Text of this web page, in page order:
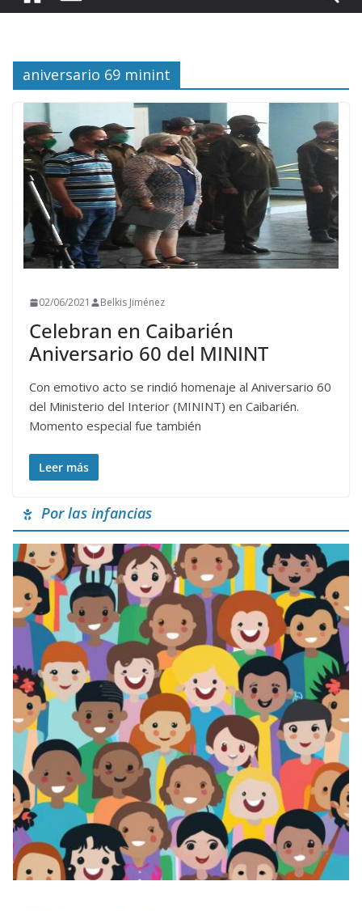
aniversario 69 minint
02/06/2021 Belkis Jiménez
Celebran en Caibarién
Aniversario 60 del MININT
Con emotivo acto se rindió homenaje al Aniversario 60
del Ministerio del Interior (MININT) en Caibarién.
Momento especial fue también
Leer más
Por las infancias